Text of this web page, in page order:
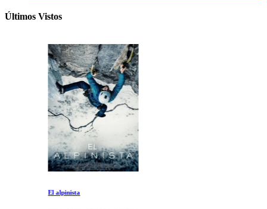
Últimos Vistos
El alpinista